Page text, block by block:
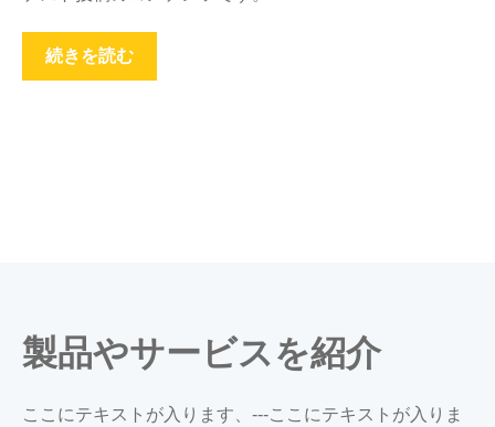
続きを読む
製品やサービスを紹介
ここにテキストが入ります、---ここにテキストが入りま